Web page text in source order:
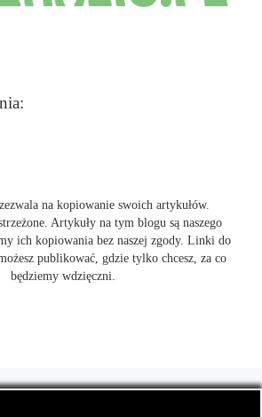
na kopiowanie swoich artykułów.
Artykuły na tym blogu są naszego
ich kopiowania bez naszej zgody. Linki do
publikować, gdzie tylko chcesz, za co
będziemy wdzięczni.